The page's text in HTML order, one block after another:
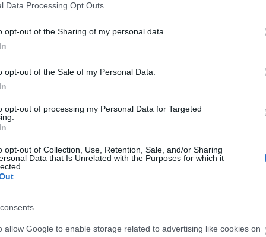
Data Processing Opt Outs
opt-out of the Sharing of my personal data.
opt-out of the Sale of my Personal Data.
opt-out of processing my Personal Data for Targeted
opt-out of Collection, Use, Retention, Sale, and/or Sharing
Data that Is Unrelated with the Purposes for which it
allow Google to enable storage related to advertising like cookies on
F.O. SYSTEM-KONCERT LESZ AZ
szabású koncertre készül az F.O. System 2026. november 13-
ahol az összes dalukat eljátsszák és egyéb meglepetésekkel